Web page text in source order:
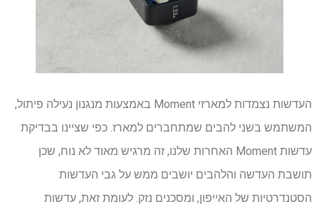
העדשות נצמדות למארזי Moment באמצעות מנגנון נעילה פיתול,
המשתמש בשני להבים שמתחברים למארז. כפי שציינו בבדיקת
עדשות Moment האחרות שלנו, זה מרגיש מאוד לא נוח, שכן
תושבת העדשה והלהבים יושבים ממש על גבי העדשות
הסטנדרטיות של האייפון, ומסכנים נזק. לעומת זאת, עדשות